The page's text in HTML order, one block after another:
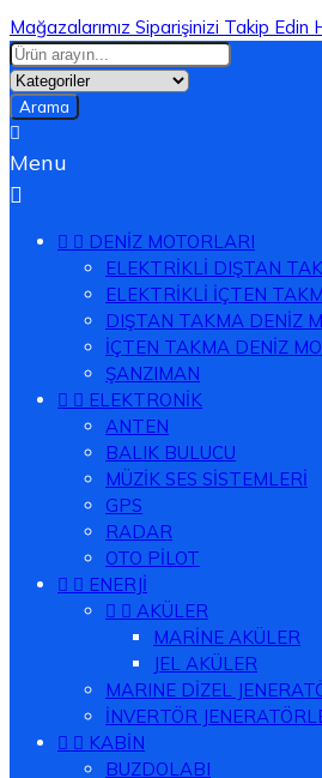
Mağazalarımız Siparişinizi Takip Edin
Arama

Menu

  DENİZ MOTORLARI
ELEKTRİKLİ DIŞTAN
ELEKTRİKLİ İÇTEN
DIŞTAN TAKMA DENİZ
İÇTEN TAKMA DENİZ
ŞANZIMAN
  ELEKTRONİK
ANTEN
BALIK BULUCU
MÜZİK SES SİSTEMLERİ
GPS
RADAR
OTO PİLOT
  ENERJİ
  AKÜLER
MARİNE AKÜLER
JEL AKÜLER
MARINE DİZEL
İNVERTÖR
  KABİN
BUZDOLABI